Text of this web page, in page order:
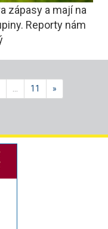
zápasy a mají na
Reporty nám
11 »